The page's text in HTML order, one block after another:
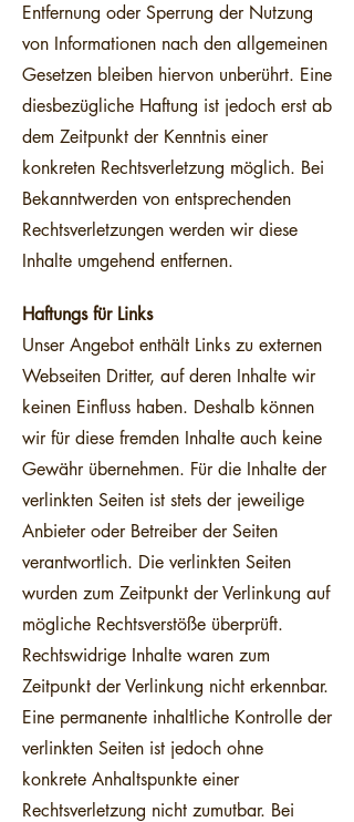
Entfernung oder Sperrung der Nutzung
von Informationen nach den allgemeinen
Gesetzen bleiben hiervon unberührt. Eine
diesbezügliche Haftung ist jedoch erst ab
dem Zeitpunkt der Kenntnis einer
konkreten Rechtsverletzung möglich. Bei
Bekanntwerden von entsprechenden
Rechtsverletzungen werden wir diese
Inhalte umgehend entfernen.
Haftungs für Links
Unser Angebot enthält Links zu externen
Webseiten Dritter, auf deren Inhalte wir
keinen Einfluss haben. Deshalb können
wir für diese fremden Inhalte auch keine
Gewähr übernehmen. Für die Inhalte der
verlinkten Seiten ist stets der jeweilige
Anbieter oder Betreiber der Seiten
verantwortlich. Die verlinkten Seiten
wurden zum Zeitpunkt der Verlinkung auf
mögliche Rechtsverstöße überprüft.
Rechtswidrige Inhalte waren zum
Zeitpunkt der Verlinkung nicht erkennbar.
Eine permanente inhaltliche Kontrolle der
verlinkten Seiten ist jedoch ohne
konkrete Anhaltspunkte einer
Rechtsverletzung nicht zumutbar. Bei